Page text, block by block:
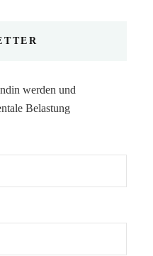
werden und
Belastung